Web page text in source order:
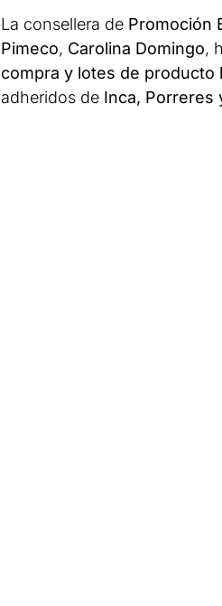
La consellera de Promoción
Pimeco, Carolina Domingo,
compra y lotes de producto
adheridos de Inca, Porreres